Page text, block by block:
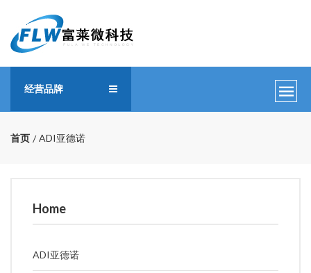
经营品牌
首页 ADI亚德诺
Home
ADI亚德诺